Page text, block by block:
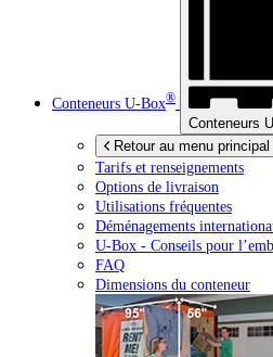
Conteneurs U-Box®
Conteneurs
Retour au menu principal
Tarifs et renseignements
Options de livraison
Utilisations fréquentes
Déménagements
U-Box - Conseils pour
FAQ
Dimensions du conteneur